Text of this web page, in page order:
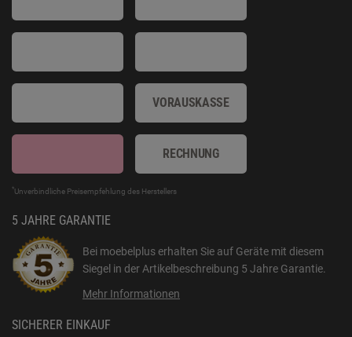
VORAUSKASSE
RECHNUNG
*Unverbindliche Preisempfehlung des Herstellers
5 JAHRE GARANTIE
Bei moebelplus erhalten Sie auf Geräte mit diesem
Siegel in der Artikelbeschreibung 5 Jahre Garantie.
Mehr Informationen
SICHERER EINKAUF